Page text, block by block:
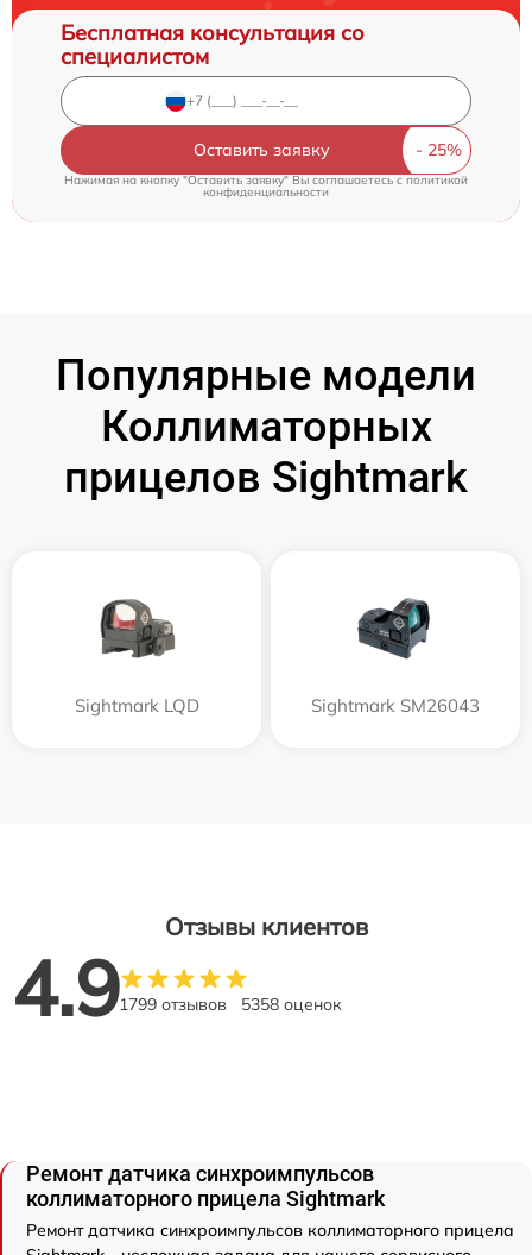
Бесплатная консультация со
специалистом
Оставить заявку
Нажимая на кнопку "Оставить заявку" Вы соглашаетесь cполитикой
конфиденциальности
Популярные модели
Коллиматорных
прицелов Sightmark
Sightmark LQD Sightmark SM26043
Отзывы клиентов
4.91799 отзывов 5358 оценок
Ремонт датчика синхроимпульсов
коллиматорного прицела Sightmark
Ремонт датчика синхроимпульсов коллиматорного прицела